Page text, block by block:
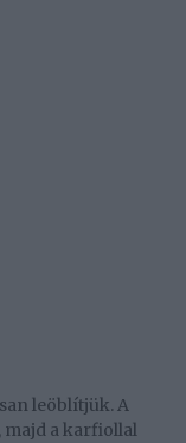
leöblítjük. A
a karfiollal